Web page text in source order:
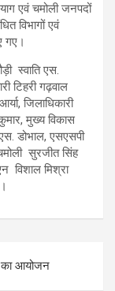
एवं चमोली जनपदों
विभागों एवं
गए।
स्वाति एस.
टिहरी गढ़वाल
जिलाधिकारी
मुख्य विकास
डोभाल, एसएसपी
सुरजीत सिंह
विशाल मिश्रा
का आयोजन